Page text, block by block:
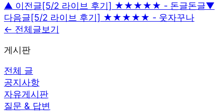
▲ 이전글[5/2 라이브 후기] ★★★★★ - 돈글돈글▼
다음글[5/2 라이브 후기] ★★★★★ - 웃자꾸나
← 전체글보기
게시판
전체 글
공지사항
자유게시판
질문 & 답변